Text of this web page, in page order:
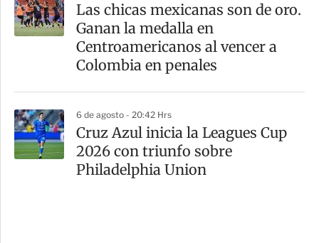
Las chicas mexicanas son de oro.
Ganan la medalla en
Centroamericanos al vencer a
Colombia en penales
6 de agosto - 20:42 Hrs
Cruz Azul inicia la Leagues Cup
2026 con triunfo sobre
Philadelphia Union